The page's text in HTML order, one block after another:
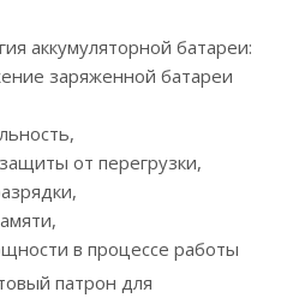
аккумуляторной батареи:
заряженной батареи
от перегрузки,
в процессе работы
патрон для